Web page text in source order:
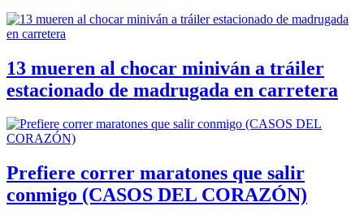
13 mueren al chocar miniván a tráiler
estacionado de madrugada en carretera
Prefiere correr maratones que salir
conmigo (CASOS DEL CORAZÓN)